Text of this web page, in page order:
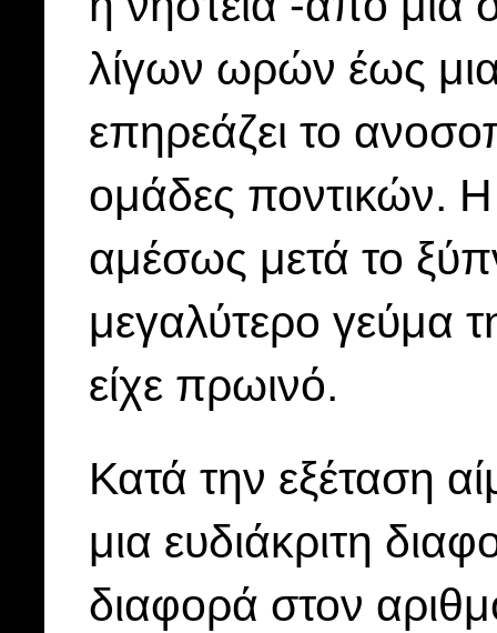
λίγων ωρών έως
επηρεάζει το
ομάδες ποντικών.
αμέσως μετά το
μεγαλύτερο γεύμα
είχε πρωινό.
Κατά την εξέταση
μια ευδιάκριτη
διαφορά στον